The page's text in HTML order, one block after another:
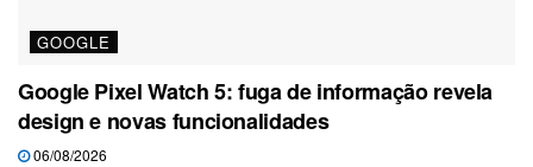
GOOGLE
Google Pixel Watch 5: fuga de informação revela
design e novas funcionalidades
06/08/2026